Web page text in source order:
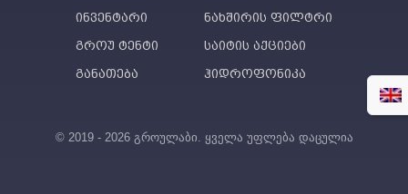
ინვენტარი
ნახშირის ფილტრი
გროუ ტენტი
საიტის აქციები
განათება
ჰიდროფონიკა
© 2019 - 2026 გროულაბი. ყველა უფლება დაცულია